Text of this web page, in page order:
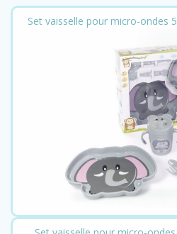
Set vaisselle pour micro-ondes